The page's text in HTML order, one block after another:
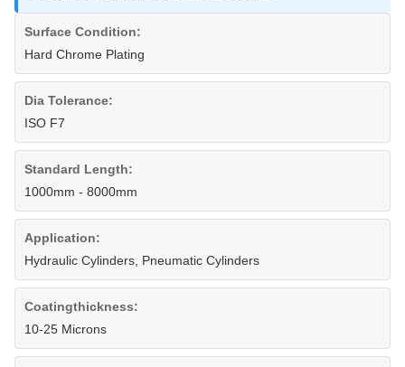
Surface Condition:
Hard Chrome Plating
Dia Tolerance:
ISO F7
Standard Length:
1000mm - 8000mm
Application:
Hydraulic Cylinders, Pneumatic Cylinders
Coatingthickness:
10-25 Microns